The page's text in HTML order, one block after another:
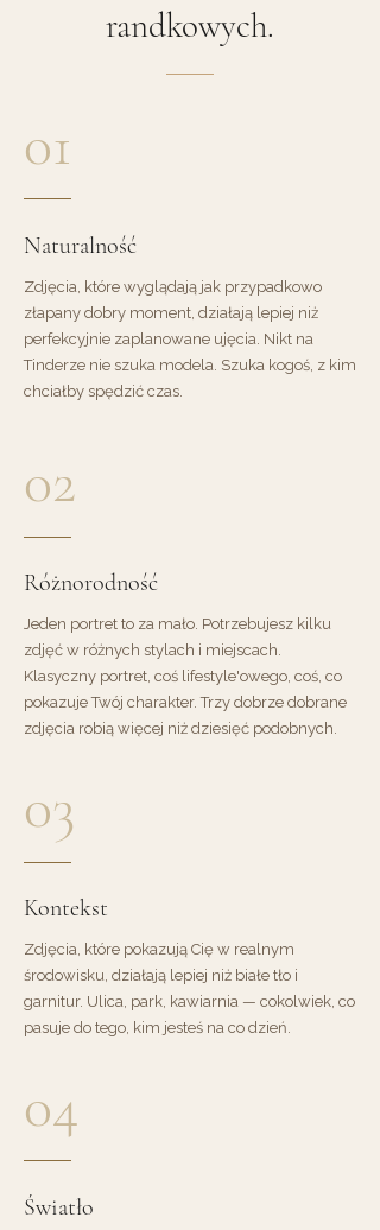
randkowych.
01
Naturalność
Zdjęcia, które wyglądają jak przypadkowo
złapany dobry moment, działają lepiej niż
perfekcyjnie zaplanowane ujęcia. Nikt na
Tinderze nie szuka modela. Szuka kogoś, z kim
chciałby spędzić czas.
02
Różnorodność
Jeden portret to za mało. Potrzebujesz kilku
zdjęć w różnych stylach i miejscach.
Klasyczny portret, coś lifestyle'owego, coś, co
pokazuje Twój charakter. Trzy dobrze dobrane
zdjęcia robią więcej niż dziesięć podobnych.
03
Kontekst
Zdjęcia, które pokazują Cię w realnym
środowisku, działają lepiej niż białe tło i
garnitur. Ulica, park, kawiarnia — cokolwiek, co
pasuje do tego, kim jesteś na co dzień.
04
Światło